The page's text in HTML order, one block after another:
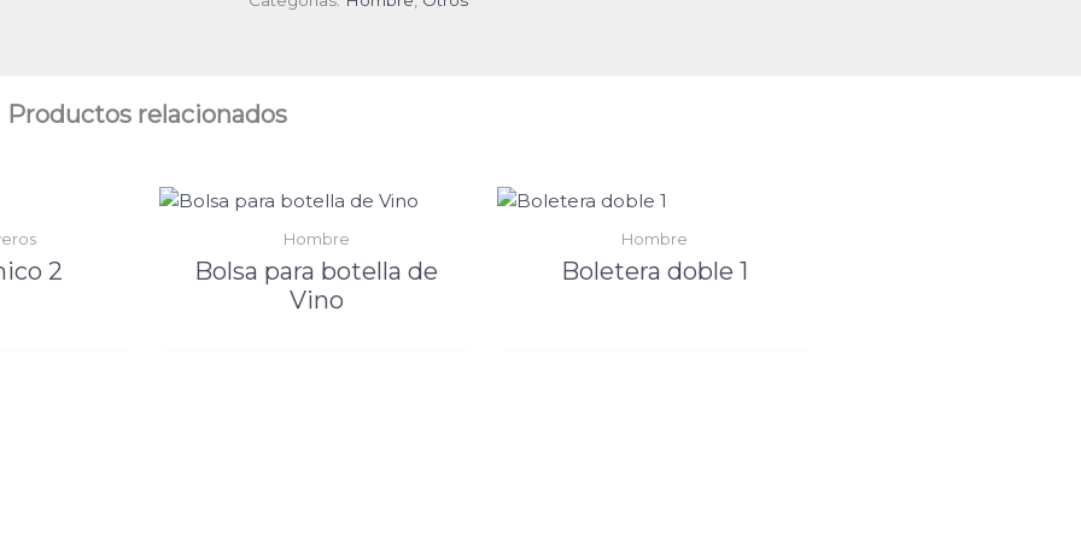
Productos relacionados
2
Hombre
Bolsa para botella de
Vino
Hombre
Boletera doble 1